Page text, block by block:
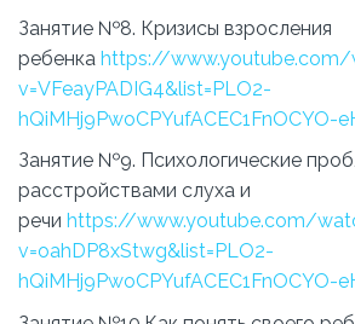
Занятие №8. Кризисы взросления
ребенка https://www.youtube.com/
v=VFeayPADIG4&list=PLO2-
hQiMHj9PwoCPYufACEC1FnOCYO-
Занятие №9. Психологические
расстройствами слуха и
речи https://www.youtube.com/
v=oahDP8xStwg&list=PLO2-
hQiMHj9PwoCPYufACEC1FnOCYO-